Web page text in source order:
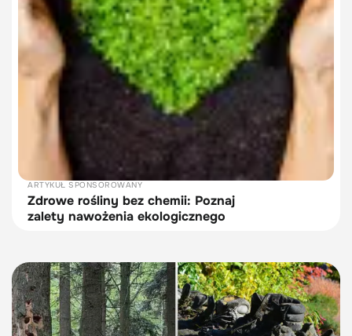
ARTYKUŁ SPONSOROWANY
Zdrowe rośliny bez chemii: Poznaj
zalety nawożenia ekologicznego